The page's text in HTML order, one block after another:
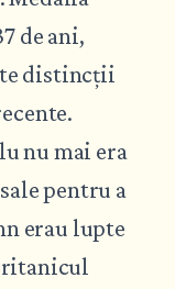
de ani,
distincții
nu mai era
pentru a
erau lupte